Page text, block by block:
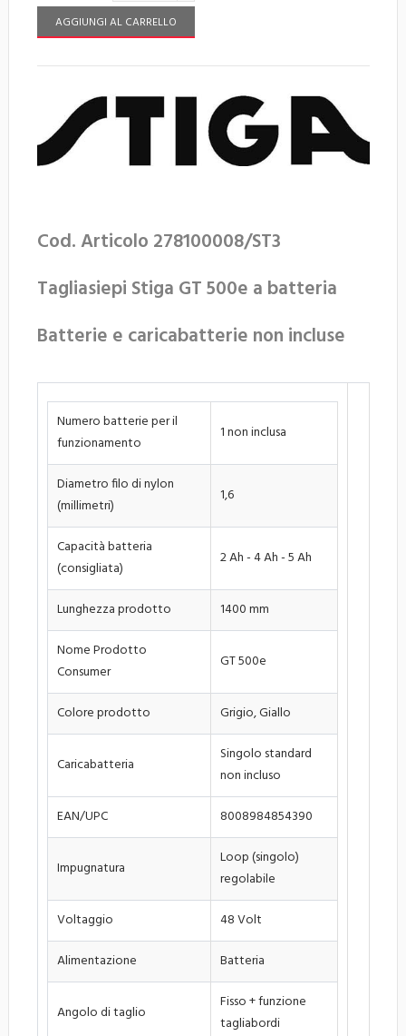
AGGIUNGI AL CARRELLO
Cod. Articolo 278100008/ST3
Tagliasiepi Stiga GT 500e a batteria
Batterie e caricabatterie non incluse
Numero batterie per il
funzionamento
1 non inclusa
Diametro filo di nylon
(millimetri)
1,6
Capacità batteria
(consigliata)
2 Ah - 4 Ah - 5 Ah
Lunghezza prodotto
1400 mm
Nome Prodotto
Consumer
GT 500e
Colore prodotto Grigio, Giallo
Caricabatteria
Singolo standard
non incluso
EAN/UPC
8008984854390
Impugnatura
Loop (singolo)
regolabile
Voltaggio
48 Volt
Alimentazione
Batteria
Angolo di taglio
Fisso + funzione
tagliabordi